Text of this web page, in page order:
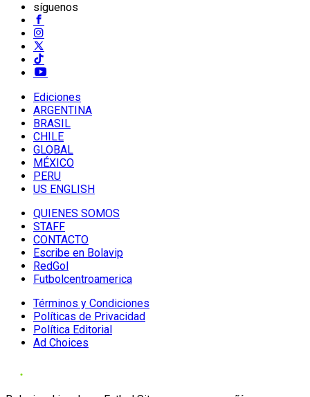
síguenos
Ediciones
ARGENTINA
BRASIL
CHILE
GLOBAL
MÉXICO
PERU
US ENGLISH
QUIENES SOMOS
STAFF
CONTACTO
Escribe en Bolavip
RedGol
Futbolcentroamerica
Términos y Condiciones
Políticas de Privacidad
Política Editorial
Ad Choices